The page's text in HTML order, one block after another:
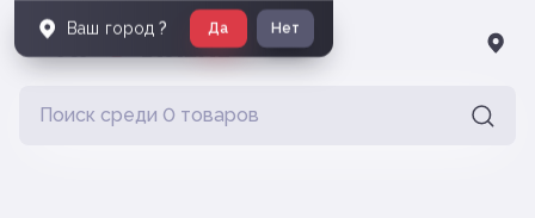
Ваш город ? Да Нет